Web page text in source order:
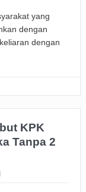
yang
dengan
dengan
KPK
Tanpa 2